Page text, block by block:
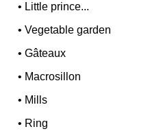
• Little prince...
•Vegetable garden
•Gâteaux
• Macrosillon
• Mills
• Ring